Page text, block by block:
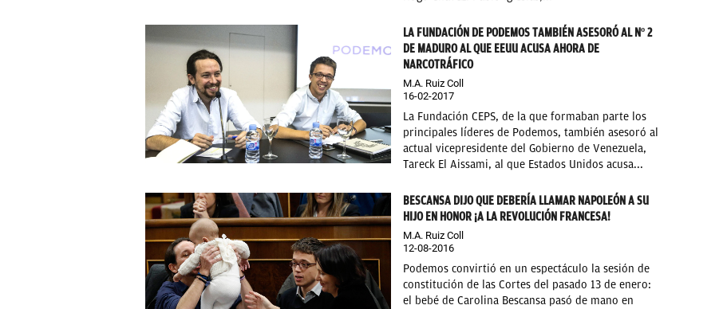
LA FUNDACIÓN DE PODEMOS TAMBIÉN ASESORÓ AL Nº 2
DE MADURO AL QUE EEUU ACUSA AHORA DE
NARCOTRÁFICO
M.A. Ruiz Coll
16-02-2017
La Fundación CEPS, de la que formaban parte los
principales líderes de Podemos, también asesoró al
actual vicepresidente del Gobierno de Venezuela,
Tareck El Aissami, al que Estados Unidos acusa...
BESCANSA DIJO QUE DEBERÍA LLAMAR NAPOLEÓN A SU
HIJO EN HONOR ¡A LA REVOLUCIÓN FRANCESA!
M.A. Ruiz Coll
12-08-2016
Podemos convirtió en un espectáculo la sesión de
constitución de las Cortes del pasado 13 de enero:
el bebé de Carolina Bescansa pasó de mano en